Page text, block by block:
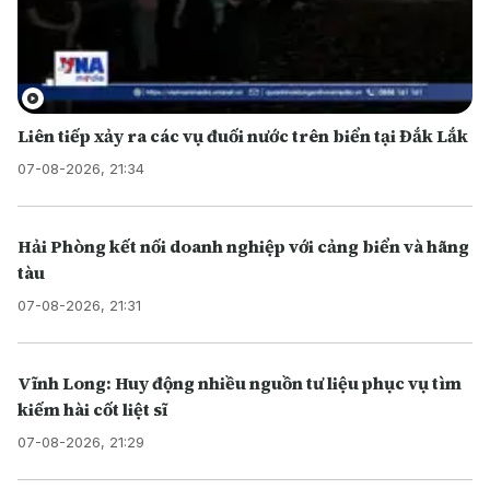
Liên tiếp xảy ra các vụ đuối nước trên biển tại Đắk Lắk
07-08-2026, 21:34
Hải Phòng kết nối doanh nghiệp với cảng biển và hãng
tàu
07-08-2026, 21:31
Vĩnh Long: Huy động nhiều nguồn tư liệu phục vụ tìm
kiếm hài cốt liệt sĩ
07-08-2026, 21:29